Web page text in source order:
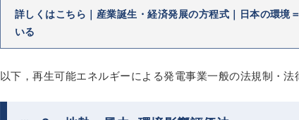
詳しくはこちら｜産業誕生・経済発展の方程式｜日本の環境
いる
以下，再生可能エネルギーによる発電事業一般の法規制・法